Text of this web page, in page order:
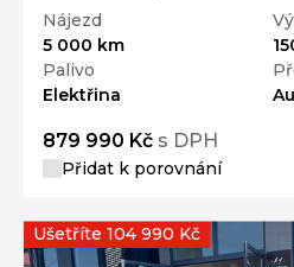
Nájezd
5 000 km
Palivo
Elektřina
879 990 Kč s DPH
Přidat k porovnání
Ušetříte 104 990 Kč